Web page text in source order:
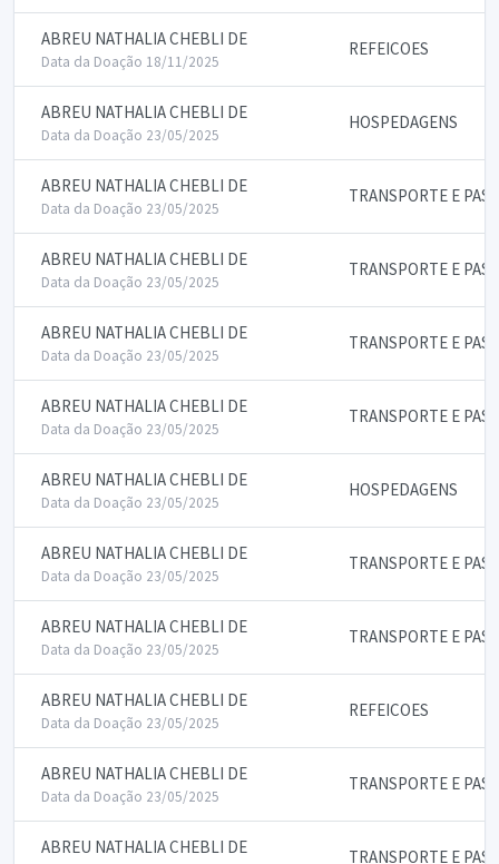
ABREU NATHALIA CHEBLI DE
Data da Doação 18/11/2025
REFEICOES
ABREU NATHALIA CHEBLI DE
Data da Doação 23/05/2025
HOSPEDAGENS
ABREU NATHALIA CHEBLI DE
Data da Doação 23/05/2025
TRANSPORTE E
ABREU NATHALIA CHEBLI DE
Data da Doação 23/05/2025
TRANSPORTE E
ABREU NATHALIA CHEBLI DE
Data da Doação 23/05/2025
TRANSPORTE E
ABREU NATHALIA CHEBLI DE
Data da Doação 23/05/2025
TRANSPORTE E
ABREU NATHALIA CHEBLI DE
Data da Doação 23/05/2025
HOSPEDAGENS
ABREU NATHALIA CHEBLI DE
Data da Doação 23/05/2025
TRANSPORTE E
ABREU NATHALIA CHEBLI DE
Data da Doação 23/05/2025
TRANSPORTE E
ABREU NATHALIA CHEBLI DE
Data da Doação 23/05/2025
REFEICOES
ABREU NATHALIA CHEBLI DE
Data da Doação 23/05/2025
TRANSPORTE E
ABREU NATHALIA CHEBLI DE TRANSPORTE E